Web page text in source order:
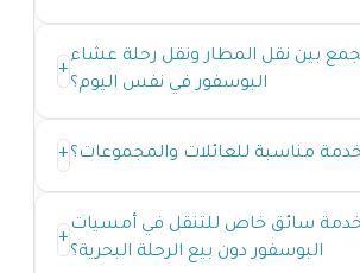
بين نقل المطار ونقل رحلة عشاء
البوسفور في نفس اليوم؟
+
مناسبة للعائلات والمجموعات؟+
سائق خاص للتنقل في أمسيات
البوسفور دون بيع الرحلة البحرية؟
+